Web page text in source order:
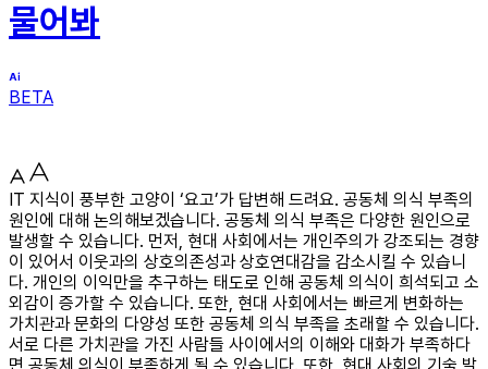
물어봐
BETA
IT 지식이 풍부한 고양이 ‘요고’가 답변해 드려요. 공동체 의식 부족의
원인에 대해 논의해보겠습니다. 공동체 의식 부족은 다양한 원인으로
발생할 수 있습니다. 먼저, 현대 사회에서는 개인주의가 강조되는 경향
이 있어서 이웃과의 상호의존성과 상호연대감을 감소시킬 수 있습니
다. 개인의 이익만을 추구하는 태도로 인해 공동체 의식이 희석되고 소
외감이 증가할 수 있습니다. 또한, 현대 사회에서는 빠르게 변화하는
가치관과 문화의 다양성 또한 공동체 의식 부족을 초래할 수 있습니다.
서로 다른 가치관을 가진 사람들 사이에서의 이해와 대화가 부족하다